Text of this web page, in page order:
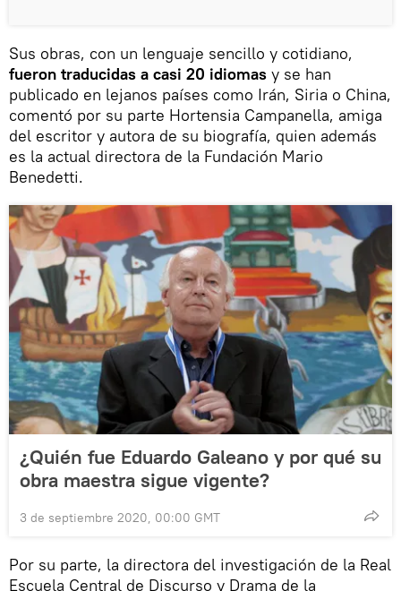
Sus obras, con un lenguaje sencillo y cotidiano,
fueron traducidas a casi 20 idiomas y se han
publicado en lejanos países como Irán, Siria o China,
comentó por su parte Hortensia Campanella, amiga
del escritor y autora de su biografía, quien además
es la actual directora de la Fundación Mario
Benedetti.
¿Quién fue Eduardo Galeano y por qué su
obra maestra sigue vigente?
3 de septiembre 2020, 00:00 GMT
Por su parte, la directora del investigación de la Real
Escuela Central de Discurso y Drama de la